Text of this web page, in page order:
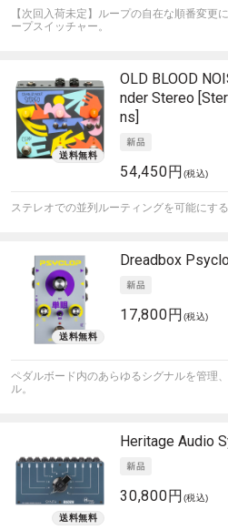
【次回入荷未定】ループの自在な順番変更
ープスイッチャー。
OLD BLOOD
nder Stereo
ns]
54,450円 (税込)
ステレオでの並列ルーティングを可能にす
Dreadbox
17,800円 (税込)
ペダルボード内のあらゆるシグナルを管理
ル。
Heritage Audio
30,800円 (税込)